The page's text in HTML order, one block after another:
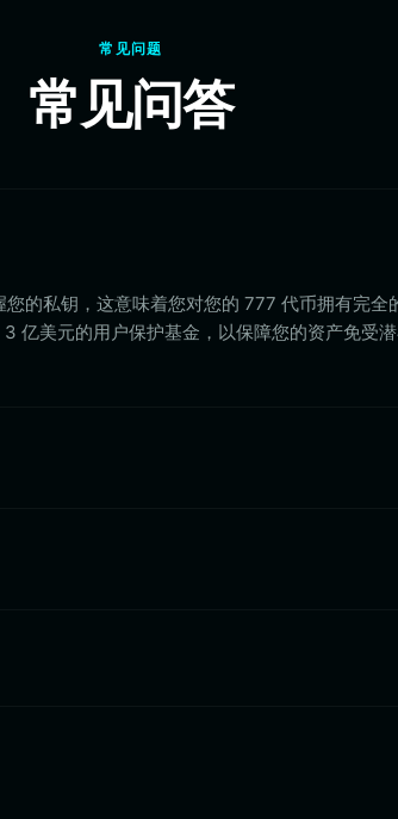
常见问题
常见问答
的私钥，这意味着您对您的 777 代币拥有完全
亿美元的用户保护基金，以保障您的资产免受